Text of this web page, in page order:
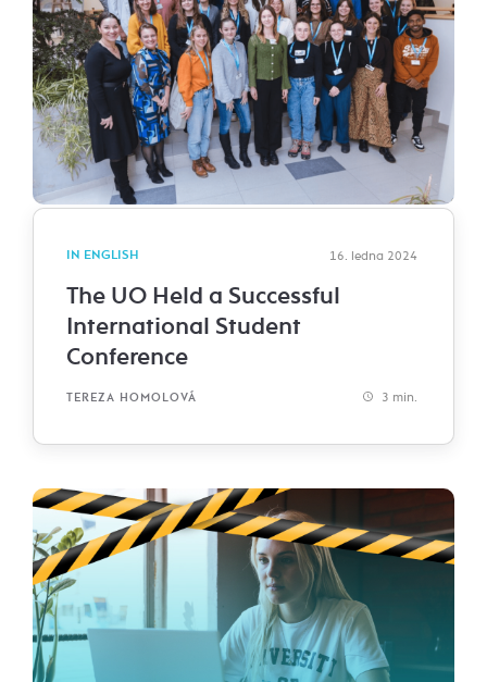
IN ENGLISH 16. ledna 2024
The UO Held a Successful
International Student
Conference
TEREZA HOMOLOVÁ 3 min.